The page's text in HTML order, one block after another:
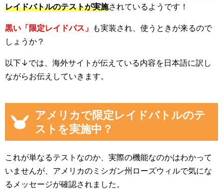
レイドバトルのテストが実施されているようです！
黒い「限定レイドパス」 も実装され、使うときが来るので
しょうか？
以下↓では、海外サイトが伝えている内容を日本語に訳し
ながらお伝えしていきます。
アメリカで限定レイドバトルのテ
ストを実施中？
これが単なるテストなのか、実際の機能なのかはわかって
いませんが、アメリカのミシガン州ローズウィルで気にな
るメッセージが確認されました。